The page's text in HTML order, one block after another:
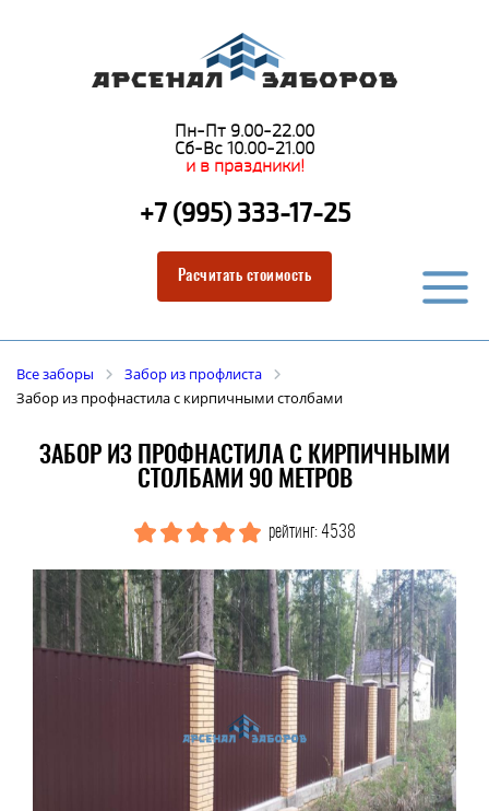
Пн-Пт 9.00-22.00
Сб-Вс 10.00-21.00
и в праздники!
+7 (995) 333-17-25
Расчитать стоимость
Все заборы
Забор из профлиста
Забор из профнастила с кирпичными столбами
ЗАБОР ИЗ ПРОФНАСТИЛА С КИРПИЧНЫМИ
СТОЛБАМИ 90 МЕТРОВ
рейтинг: 4538